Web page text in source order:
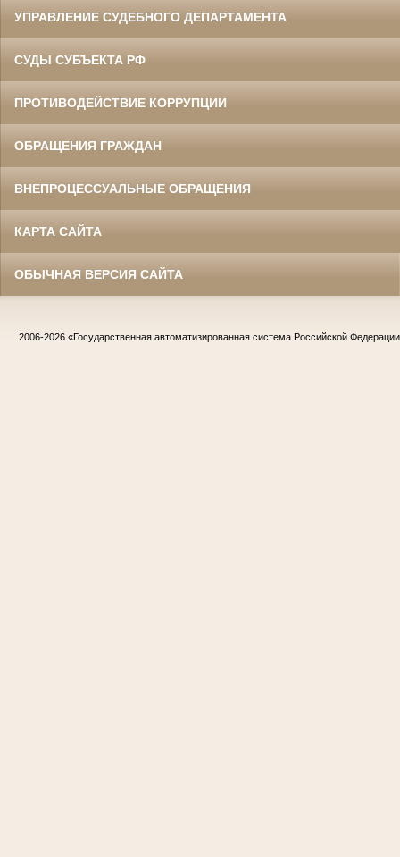
УПРАВЛЕНИЕ СУДЕБНОГО ДЕПАРТАМЕНТА
СУДЫ СУБЪЕКТА РФ
ПРОТИВОДЕЙСТВИЕ КОРРУПЦИИ
ОБРАЩЕНИЯ ГРАЖДАН
ВНЕПРОЦЕССУАЛЬНЫЕ ОБРАЩЕНИЯ
КАРТА САЙТА
ОБЫЧНАЯ ВЕРСИЯ САЙТА
2006-2026 «Государственная автоматизированная система Российской